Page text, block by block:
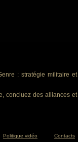
: stratégie militaire et
concluez des alliances et
Politique vidéo Contacts